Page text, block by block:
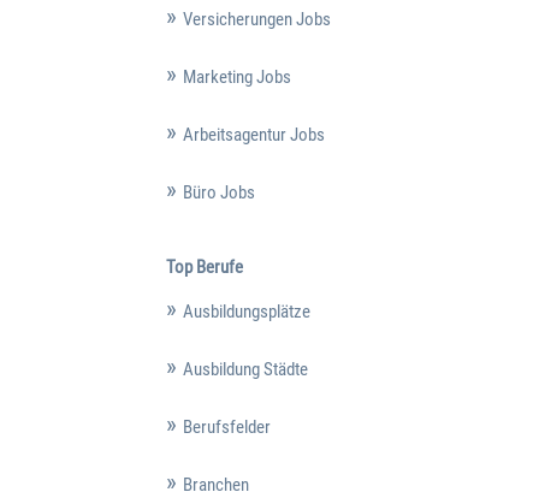
Versicherungen Jobs
Marketing Jobs
Arbeitsagentur Jobs
Büro Jobs
Top Berufe
Ausbildungsplätze
Ausbildung Städte
Berufsfelder
Branchen